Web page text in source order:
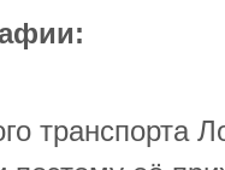
транспорта